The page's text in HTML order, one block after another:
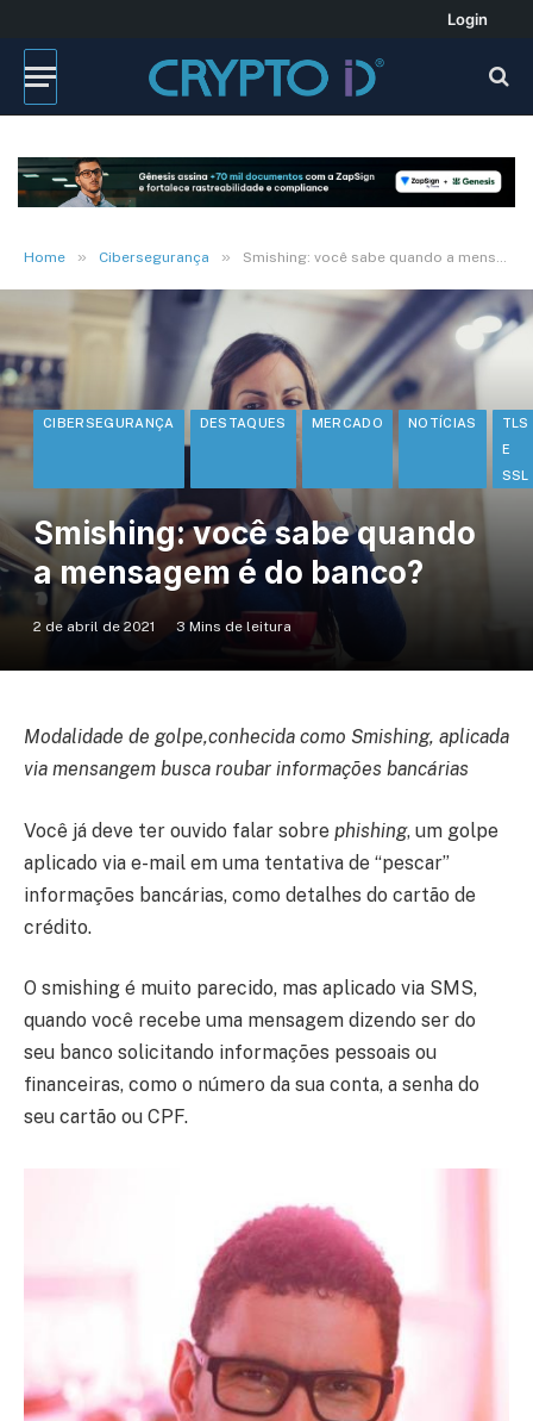
Login
Home » Cibersegurança » Smishing: você sabe quando a mensagem é do banco?
CIBERSEGURANÇA DESTAQUES MERCADO NOTÍCIAS
TLS
E
SSL
Smishing: você sabe quando
a mensagem é do banco?
2 de abril de 2021 3 Mins de leitura
Modalidade de golpe,conhecida como Smishing, aplicada
via mensangem busca roubar informações bancárias
Você já deve ter ouvido falar sobre phishing, um golpe
aplicado via e-mail em uma tentativa de “pescar”
informações bancárias, como detalhes do cartão de
crédito.
O smishing é muito parecido, mas aplicado via SMS,
quando você recebe uma mensagem dizendo ser do
seu banco solicitando informações pessoais ou
financeiras, como o número da sua conta, a senha do
seu cartão ou CPF.